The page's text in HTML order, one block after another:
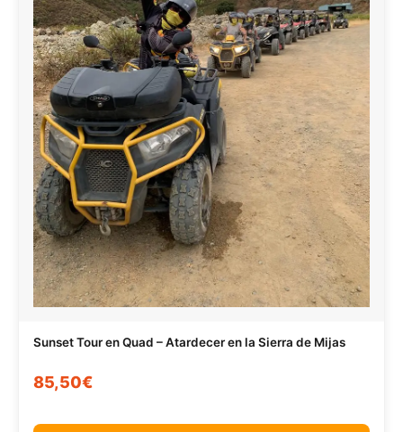
Sunset Tour en Quad – Atardecer en la Sierra de Mijas
85,50€